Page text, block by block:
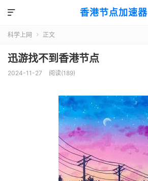
香港节点加速器

科学上网  正文
迅游找不到香港节点
2024-11-27 阅读(189)